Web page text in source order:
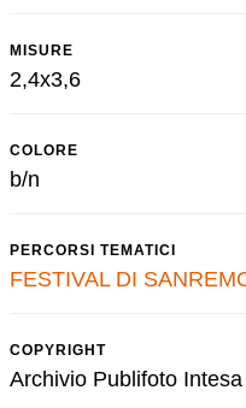
MISURE
2,4x3,6
COLORE
b/n
PERCORSI TEMATICI
FESTIVAL DI
COPYRIGHT
Archivio Publifoto